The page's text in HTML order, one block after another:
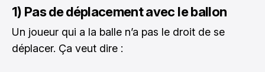
1) Pas de déplacement avec le ballon
Un joueur qui a la balle n’a pas le droit de se
déplacer. Ça veut dire :